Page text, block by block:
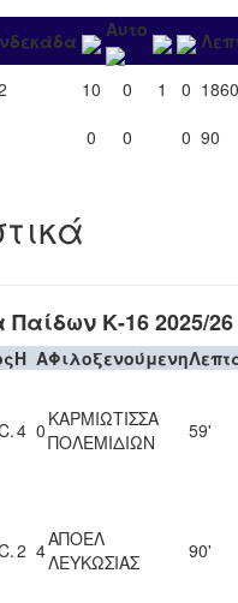
Αυτο
10 0 1 0 1860
0 0 0 90
Κ-16 2025/26
H AΦιλοξενούμενη
4 0 ΚΑΡΜΙΩΤΙΣΣΑ
ΠΟΛΕΜΙΔΙΩΝ
59'
2 4ΑΠΟΕΛ
ΛΕΥΚΩΣΙΑΣ
90'